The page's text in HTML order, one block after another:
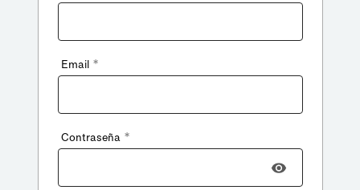
Email *
Contraseña *